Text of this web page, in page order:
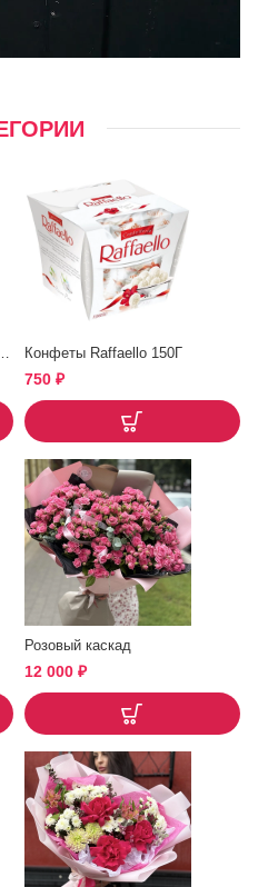
Конфеты Raffaello 150Г
750 ₽
Розовый каскад
12 000 ₽